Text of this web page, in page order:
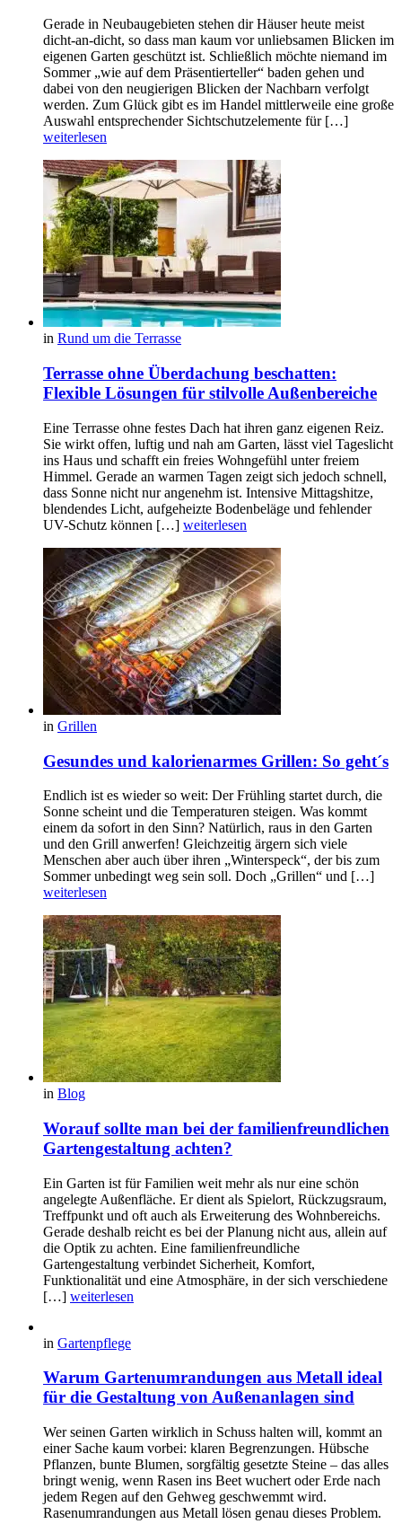
Gerade in Neubaugebieten stehen dir Häuser heute meist
dicht-an-dicht, so dass man kaum vor unliebsamen Blicken im
eigenen Garten geschützt ist. Schließlich möchte niemand im
Sommer „wie auf dem Präsentierteller“ baden gehen und
dabei von den neugierigen Blicken der Nachbarn verfolgt
werden. Zum Glück gibt es im Handel mittlerweile eine große
Auswahl entsprechender Sichtschutzelemente für […]
weiterlesen
in Rund um die Terrasse
Terrasse ohne Überdachung beschatten:
Flexible Lösungen für stilvolle Außenbereiche
Eine Terrasse ohne festes Dach hat ihren ganz eigenen Reiz.
Sie wirkt offen, luftig und nah am Garten, lässt viel Tageslicht
ins Haus und schafft ein freies Wohngefühl unter freiem
Himmel. Gerade an warmen Tagen zeigt sich jedoch schnell,
dass Sonne nicht nur angenehm ist. Intensive Mittagshitze,
blendendes Licht, aufgeheizte Bodenbeläge und fehlender
UV-Schutz können […] weiterlesen
in Grillen
Gesundes und kalorienarmes Grillen: So geht´s
Endlich ist es wieder so weit: Der Frühling startet durch, die
Sonne scheint und die Temperaturen steigen. Was kommt
einem da sofort in den Sinn? Natürlich, raus in den Garten
und den Grill anwerfen! Gleichzeitig ärgern sich viele
Menschen aber auch über ihren „Winterspeck“, der bis zum
Sommer unbedingt weg sein soll. Doch „Grillen“ und […]
weiterlesen
in Blog
Worauf sollte man bei der familienfreundlichen
Gartengestaltung achten?
Ein Garten ist für Familien weit mehr als nur eine schön
angelegte Außenfläche. Er dient als Spielort, Rückzugsraum,
Treffpunkt und oft auch als Erweiterung des Wohnbereichs.
Gerade deshalb reicht es bei der Planung nicht aus, allein auf
die Optik zu achten. Eine familienfreundliche
Gartengestaltung verbindet Sicherheit, Komfort,
Funktionalität und eine Atmosphäre, in der sich verschiedene
[…] weiterlesen
in Gartenpflege
Warum Gartenumrandungen aus Metall ideal
für die Gestaltung von Außenanlagen sind
Wer seinen Garten wirklich in Schuss halten will, kommt an
einer Sache kaum vorbei: klaren Begrenzungen. Hübsche
Pflanzen, bunte Blumen, sorgfältig gesetzte Steine – das alles
bringt wenig, wenn Rasen ins Beet wuchert oder Erde nach
jedem Regen auf den Gehweg geschwemmt wird.
Rasenumrandungen aus Metall lösen genau dieses Problem.